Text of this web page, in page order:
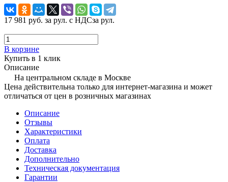
17 981 руб. за рул. с НДСза рул.
В корзине
Купить в 1 клик
Описание
На центральном складе в Москве
Цена действительна только для интернет-магазина и может
отличаться от цен в розничных магазинах
Описание
Отзывы
Характеристики
Оплата
Доставка
Дополнительно
Техническая документация
Гарантии